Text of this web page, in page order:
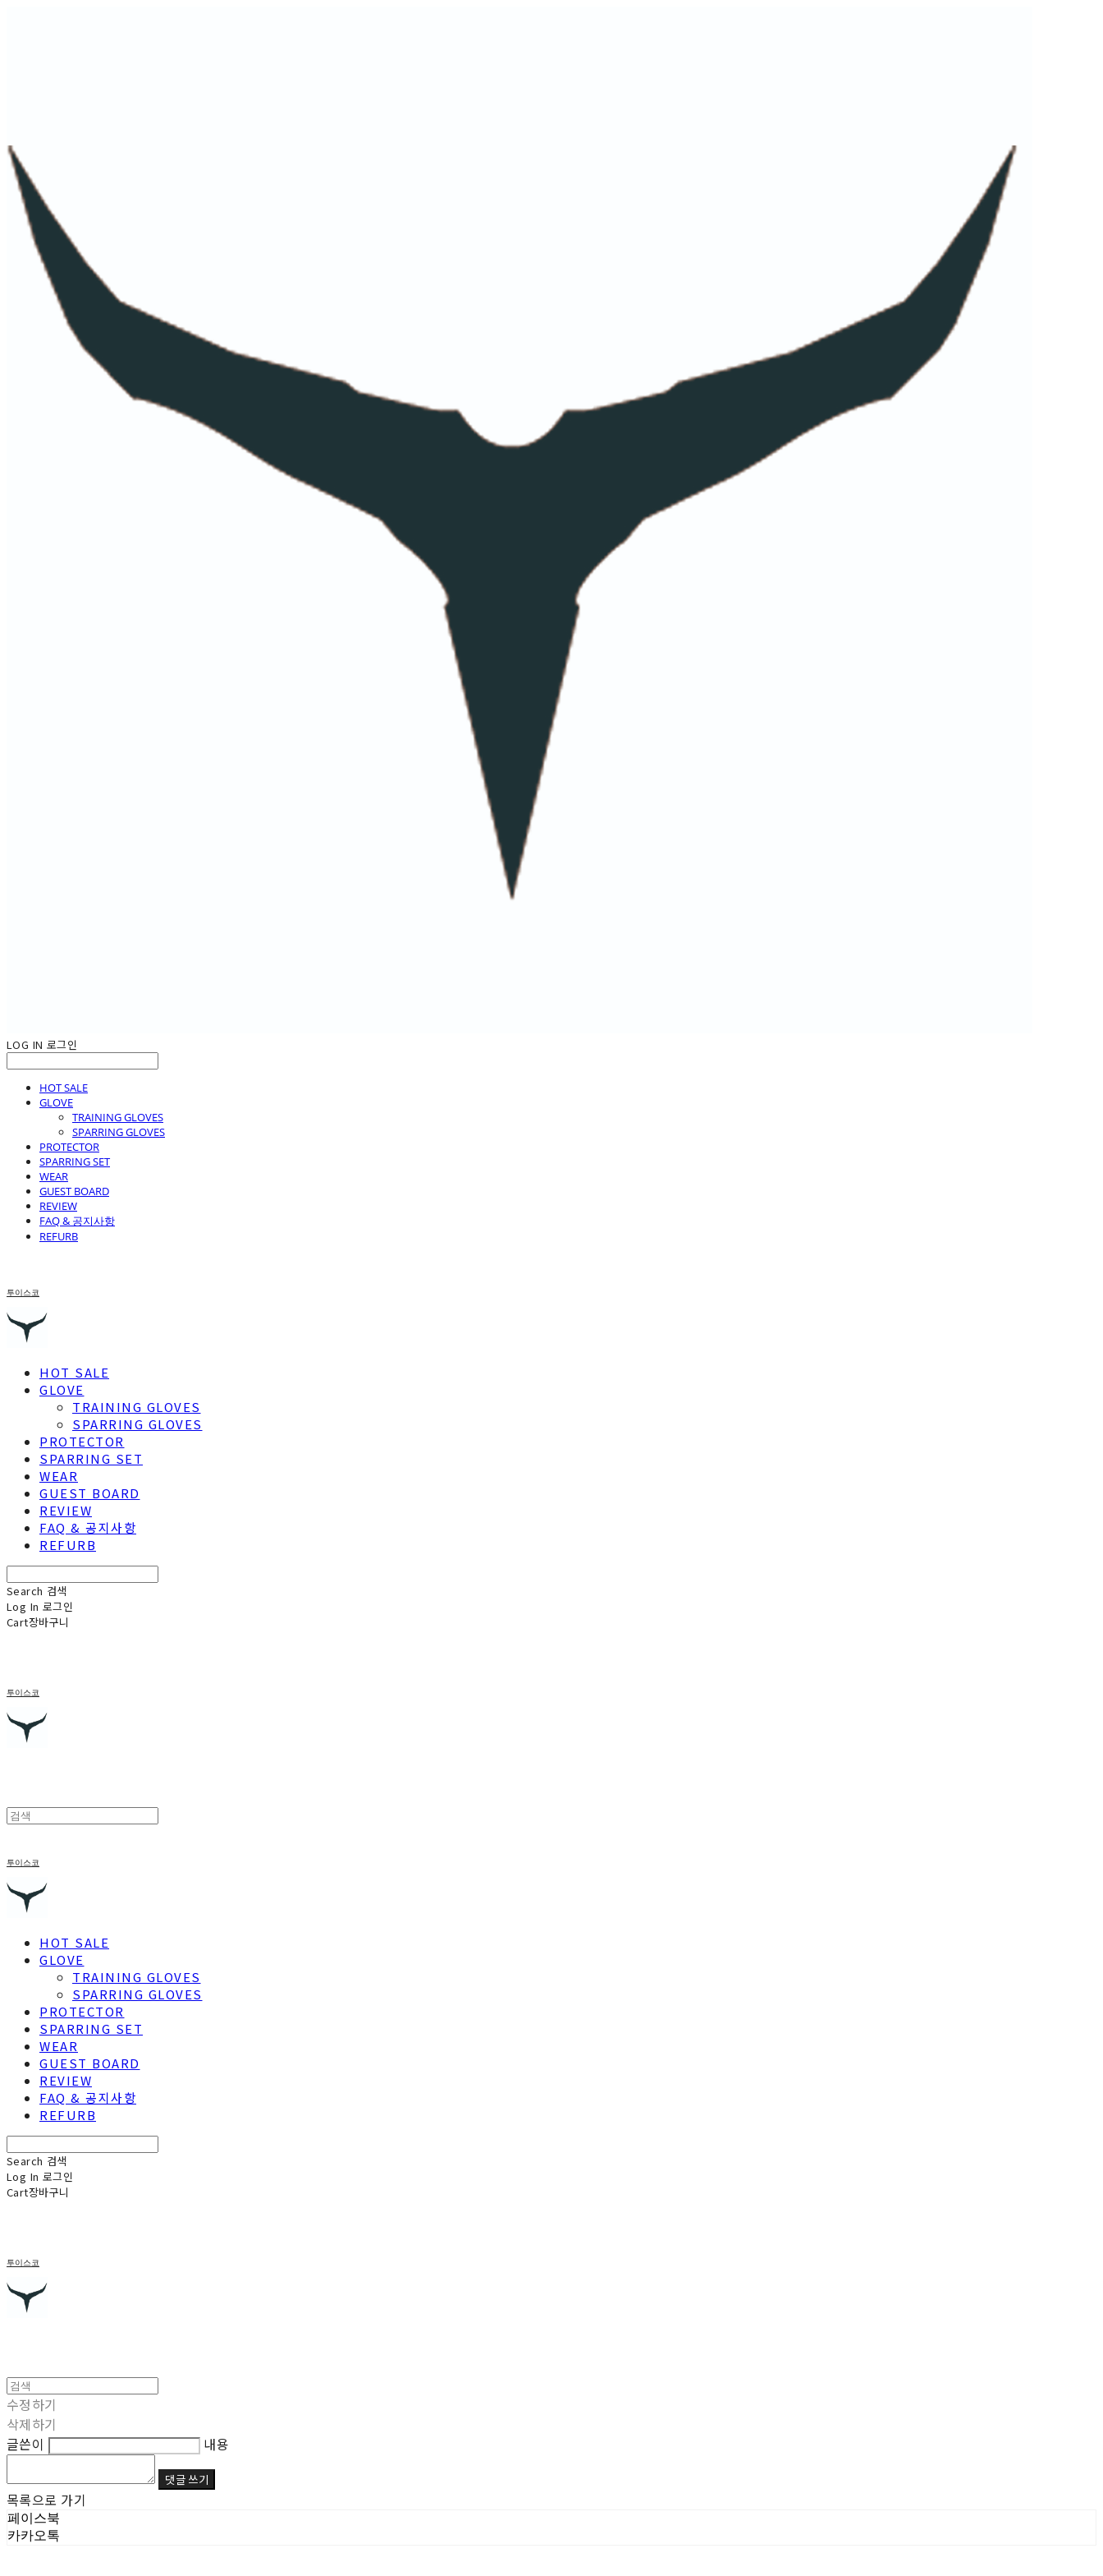
LOG IN 로그인
HOT SALE
GLOVE
TRAINING GLOVES
SPARRING GLOVES
PROTECTOR
SPARRING SET
WEAR
GUEST BOARD
REVIEW
FAQ & 공지사항
REFURB
투이스코
HOT SALE
GLOVE
TRAINING GLOVES
SPARRING GLOVES
PROTECTOR
SPARRING SET
WEAR
GUEST BOARD
REVIEW
FAQ & 공지사항
REFURB
Search 검색
Log In 로그인
Cart장바구니
투이스코
투이스코
HOT SALE
GLOVE
TRAINING GLOVES
SPARRING GLOVES
PROTECTOR
SPARRING SET
WEAR
GUEST BOARD
REVIEW
FAQ & 공지사항
REFURB
Search 검색
Log In 로그인
Cart장바구니
투이스코
수정하기
삭제하기
글쓴이
내용
댓글 쓰기
목록으로 가기
페이스북
카카오톡